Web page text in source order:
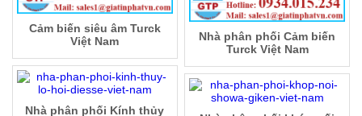
Cảm biến siêu âm Turck
Việt Nam
Nhà phân phối Cảm biến
Turck Việt Nam
Nhà phân phối Kính thủy